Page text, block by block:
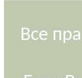
Все